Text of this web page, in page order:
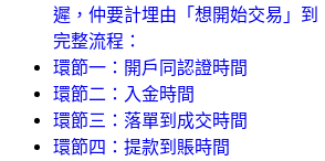
遲，仲要計埋由「想開始交易」
完整流程：
環節一：開戶同認證時間
環節二：入金時間
環節三：落單到成交時間
環節四：提款到賬時間